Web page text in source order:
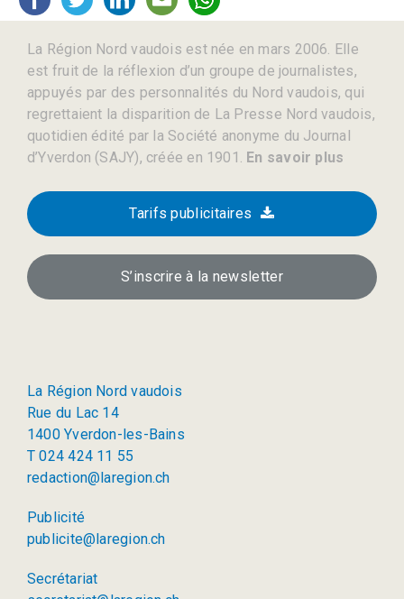
La Région Nord vaudois est née en mars 2006. Elle
est fruit de la réflexion d’un groupe de journalistes,
appuyés par des personnalités du Nord vaudois, qui
regrettaient la disparition de La Presse Nord vaudois,
quotidien édité par la Société anonyme du Journal
d’Yverdon (SAJY), créée en 1901. En savoir plus
Tarifs publicitaires
S’inscrire à la newsletter
La Région Nord vaudois
Rue du Lac 14
1400 Yverdon-les-Bains
T 024 424 11 55
redaction@laregion.ch
Publicité
publicite@laregion.ch
Secrétariat